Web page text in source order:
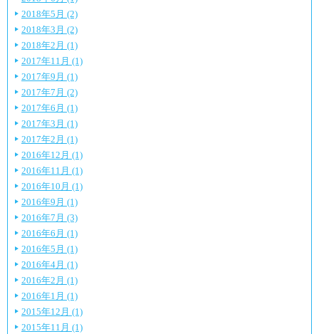
2018年5月 (2)
2018年3月 (2)
2018年2月 (1)
2017年11月 (1)
2017年9月 (1)
2017年7月 (2)
2017年6月 (1)
2017年3月 (1)
2017年2月 (1)
2016年12月 (1)
2016年11月 (1)
2016年10月 (1)
2016年9月 (1)
2016年7月 (3)
2016年6月 (1)
2016年5月 (1)
2016年4月 (1)
2016年2月 (1)
2016年1月 (1)
2015年12月 (1)
2015年11月 (1)